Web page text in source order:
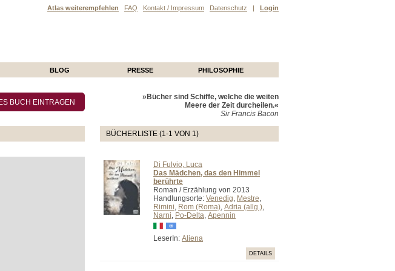
Atlas weiterempfehlen FAQ Kontakt / Impressum Datenschutz | Login
BLOG PRESSE PHILOSOPHIE
»Bücher sind Schiffe, welche die weiten
Meere der Zeit durcheilen.«
Sir Francis Bacon
BÜCHERLISTE (1-1 VON 1)
Di Fulvio, Luca
Das Mädchen, das den Himmel
berührte
Roman / Erzählung von 2013
Handlungsorte: Venedig, Mestre,
Rimini, Rom (Roma), Adria (allg.),
Narni, Po-Delta, Apennin
LeserIn: Aliena
DETAILS